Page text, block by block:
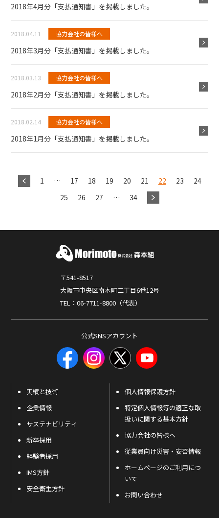
2018年4月分「支払通知書」を掲載しました。
2018.04.11 協力会社の皆様へ
2018年3月分「支払通知書」を掲載しました。
2018.03.13 協力会社の皆様へ
2018年2月分「支払通知書」を掲載しました。
2018.02.14 協力会社の皆様へ
2018年1月分「支払通知書」を掲載しました。
1 … 17 18 19 20 21 22 23
24
25
26 27 … 34
〒541-8517
大阪市中央区南本町二丁目6番12号
TEL：06-7711-8800（代表）
公式SNSアカウント
実績と技術
企業情報
サステナビリティ
新卒採用
経験者採用
IMS方針
安全衛生方針
個人情報保護方針
特定個人情報等の適正な取
扱いに関する基本方針
協力会社の皆様へ
従業員向け災害・安否情報
ホームページのご利用につ
いて
お問い合わせ